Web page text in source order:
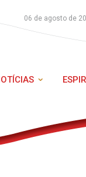
06 de agosto de